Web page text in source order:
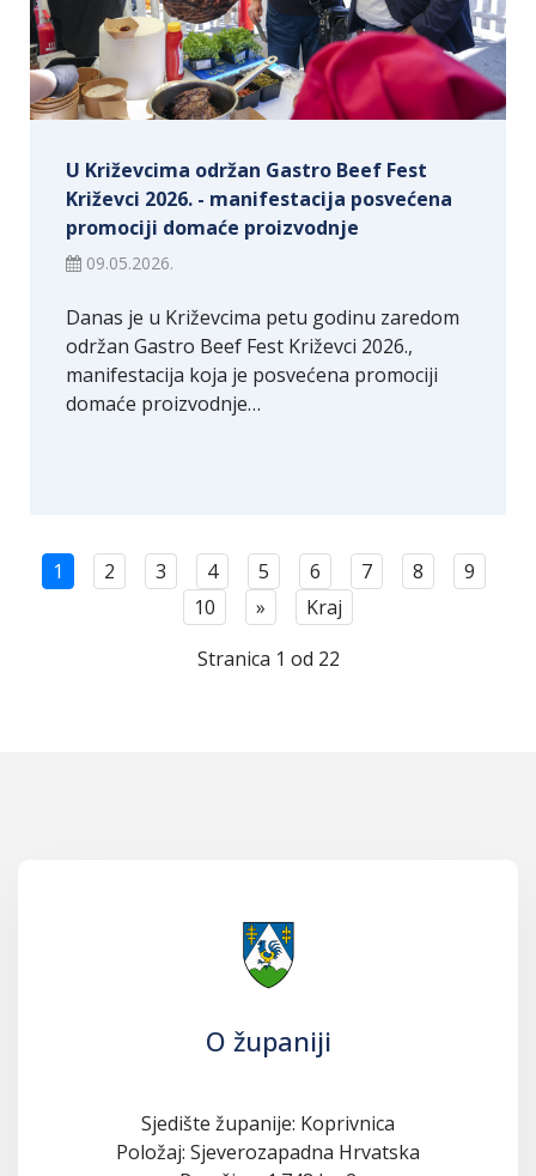
U Križevcima održan Gastro Beef Fest
Križevci 2026. - manifestacija posvećena
promociji domaće proizvodnje
09.05.2026.
Danas je u Križevcima petu godinu zaredom
održan Gastro Beef Fest Križevci 2026.,
manifestacija koja je posvećena promociji
domaće proizvodnje…
1 2 3 4 5 6 7 8
9
10
»
Kraj
Stranica 1 od 22
O županiji
Sjedište županije: Koprivnica
Položaj: Sjeverozapadna Hrvatska